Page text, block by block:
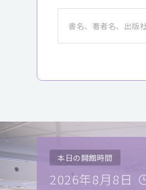
本日の開館時間
2026年8月8日